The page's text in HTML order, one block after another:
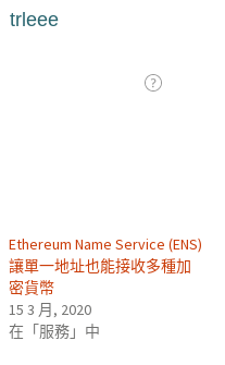
Ethereum Name Service (ENS)
讓單一地址也能接收多種加
密貨幣
15 3 月, 2020
在「服務」中